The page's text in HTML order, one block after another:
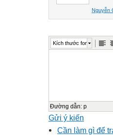
Nguyễn
Kích thước font
Đường dẫn: p
Gửi ý kiến
Cần làm gì để